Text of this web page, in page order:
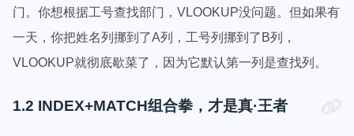
门。你想根据工号查找部门，VLOOKUP没问题。但如果有
一天，你把姓名列挪到了A列，工号列挪到了B列，
VLOOKUP就彻底歇菜了，因为它默认第一列是查找列。
1.2 INDEX+MATCH组合拳，才是真·王者